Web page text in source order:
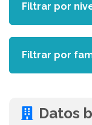
Datos
Filtrar por
Filtrar por